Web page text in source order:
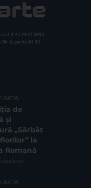
4 PJ/ 29.01.2013
Nr. 6, parter Bl. 42,
ARTA
de
și
„Sărbăt
la
Romană
ARTA